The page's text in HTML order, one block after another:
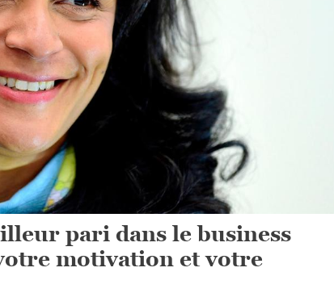
pari dans le business
motivation et votre